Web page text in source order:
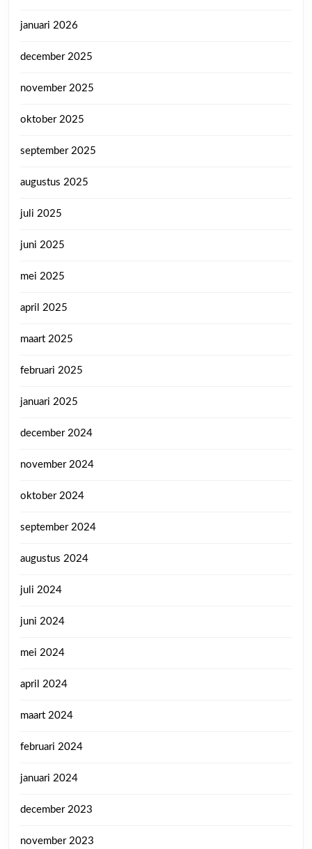
januari 2026
december 2025
november 2025
oktober 2025
september 2025
augustus 2025
juli 2025
juni 2025
mei 2025
april 2025
maart 2025
februari 2025
januari 2025
december 2024
november 2024
oktober 2024
september 2024
augustus 2024
juli 2024
juni 2024
mei 2024
april 2024
maart 2024
februari 2024
januari 2024
december 2023
november 2023